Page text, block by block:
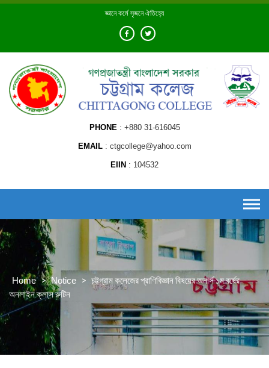
Skip
জ্ঞানে কর্মে সৃজনে ঐতিহ্যে
PHONE +880 31-616045
EMAIL ctgcollege@yahoo.com
EIIN 104532
Home > Notice > চট্টগ্রাম কলেজের প্রাণিবিজ্ঞান বিষয়ের অনার্স ১ম বর্ষের
অনলাইন ক্লাস রুটিন